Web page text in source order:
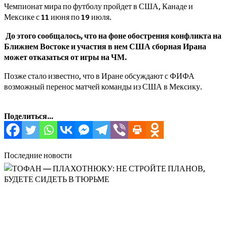
Чемпионат мира по футболу пройдет в США, Канаде и
Мексике с 11 июня по 19 июля.
До этого сообщалось, что на фоне обострения конфликта на
Ближнем Востоке и участия в нем США сборная Ирана
может отказаться от игры на ЧМ.
Позже стало известно, что в Иране обсуждают с ФИФА
возможный перенос матчей команды из США в Мексику.
Поделиться...
Последние новости